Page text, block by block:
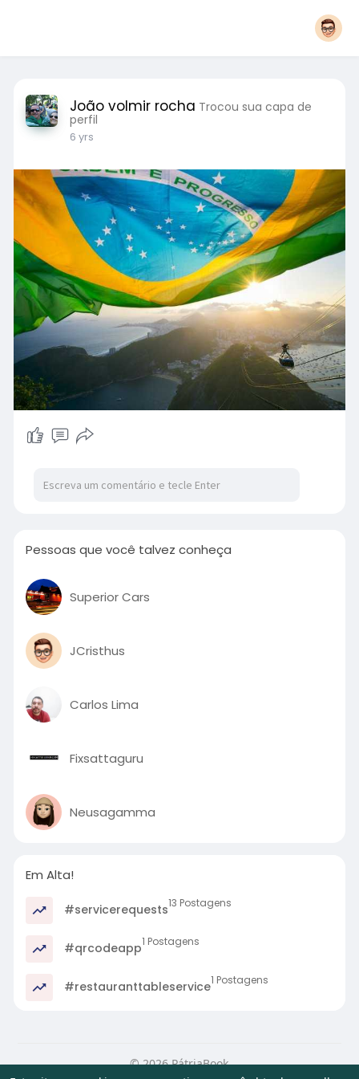
João volmir rocha Trocou sua capa de
perfil
6 yrs
Pessoas que você talvez conheça
Superior Cars
JCristhus
Carlos Lima
Fixsattaguru
Neusagamma
Em Alta!
#servicerequests13 Postagens
#qrcodeapp1 Postagens
#restauranttableservice1 Postagens
© 2026 PátriaBook